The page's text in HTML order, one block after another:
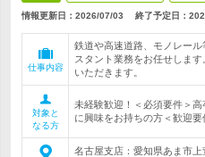
情報更新日：2026/07/03 終了予定日：
仕事内容
鉄道や高速道路、モノレー
スタント業務をお任せしま
いただきます。
対象と
なる方
未経験歓迎！＜必須要件＞
に興味をお持ちの方＜歓迎
名古屋支店：愛知県あま市